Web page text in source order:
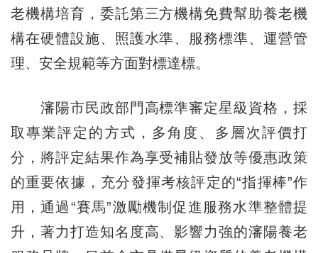
老機構培育，委託第三方機構免費幫助養老機
構在硬體設施、照護水準、服務標準、運營管
理、安全規範等方面對標達標。
瀋陽市民政部門高標準審定星級資格，採
取專業評定的方式，多角度、多層次評價打
分，將評定結果作為享受補貼發放等優惠政策
的重要依據，充分發揮考核評定的“指揮棒”作
用，通過“賽馬”激勵機制促進服務水準整體提
升，著力打造知名度高、影響力強的瀋陽養老